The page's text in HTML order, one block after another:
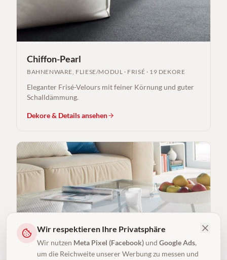
Chiffon-Pearl
BAHNENWARE, FLIESE/MODUL · FRISÉ · 19 DEKORE
Eleganter Frisé-Velours mit feiner Körnung und guter
Schalldämmung.
Dekore & Details ansehen
Wir respektieren Ihre Privatsphäre
Wir nutzen Meta Pixel (Facebook) und Google Ads,
um die Reichweite unserer Werbung zu messen und